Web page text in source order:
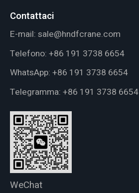
Contattaci
E-mail: sale@hndfcrane.com
Telefono: +86 191 3738 6654
WhatsApp: +86 191 3738 6654
Telegramma: +86 191 3738 6654
WeChat